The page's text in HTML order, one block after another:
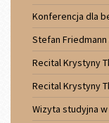
Konferencja dla
Stefan
Recital Krystyny
Recital Krystyny
Wizyta studyjna